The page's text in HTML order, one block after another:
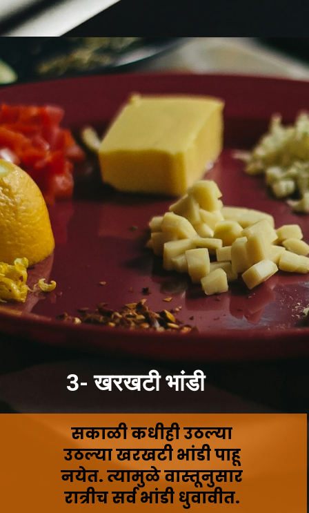
सकाळी कधीही उठल्या
उठल्या खरखटी भांडी पाहू
नयेत. त्यामुळे वास्तूनुसार
रात्रीच सर्व भांडी धुवावीत.
3- खरखटी भांडी